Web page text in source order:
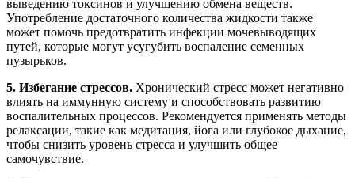
выведению токсинов и улучшению обмена веществ.
Употребление достаточного количества жидкости также
может помочь предотвратить инфекции мочевыводящих
путей, которые могут усугубить воспаление семенных
пузырьков.
5. Избегание стрессов. Хронический стресс может негативно
влиять на иммунную систему и способствовать развитию
воспалительных процессов. Рекомендуется применять методы
релаксации, такие как медитация, йога или глубокое дыхание,
чтобы снизить уровень стресса и улучшить общее
самочувствие.